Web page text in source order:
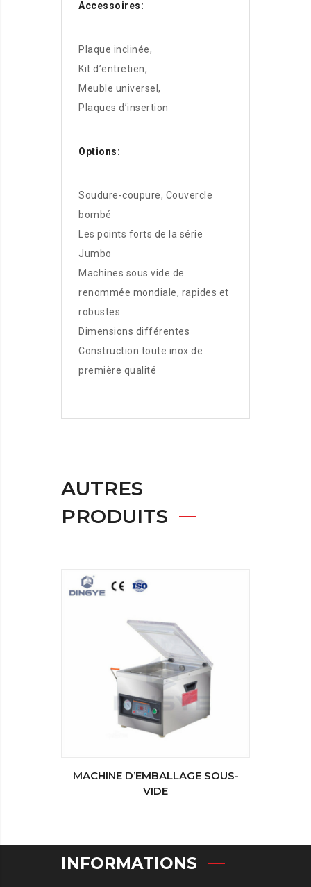
Accessoires:
Plaque inclinée,
Kit d’entretien,
Meuble universel,
Plaques d’insertion
Options:
Soudure-coupure, Couvercle
bombé
Les points forts de la série
Jumbo
Machines sous vide de
renommée mondiale, rapides et
robustes
Dimensions différentes
Construction toute inox de
première qualité
AUTRES
PRODUITS
MACHINE D’EMBALLAGE SOUS-
VIDE
INFORMATIONS